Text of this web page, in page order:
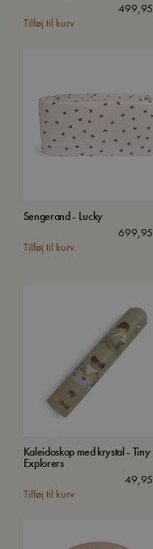
499,95
Tilføj til kurv
Sengerand - Lucky
699,95
Tilføj til kurv
Kaleidoskop med krystal - Tiny
Explorers
49,95
Tilføj til kurv